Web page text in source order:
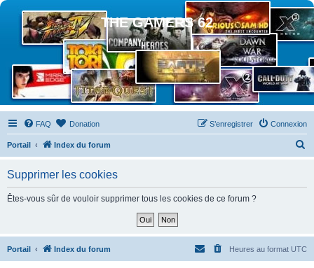
THE GAMERS 62
FAQ Donation Connexion
S’enregistrer
Portail Index du forum
h
Supprimer les cookies
Êtes-vous sûr de vouloir supprimer tous les cookies de ce forum ?
Portail Index du forum Heures au format UTC